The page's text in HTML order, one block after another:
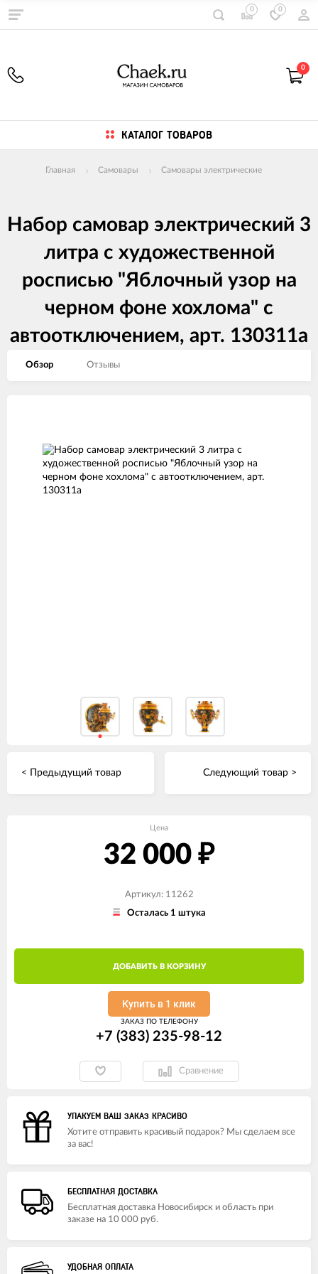
0 0
0
КАТАЛОГ ТОВАРОВ
Главная Самовары Самовары электрические
Набор самовар электрический 3
литра с художественной
росписью "Яблочный узор на
черном фоне хохлома" с
автоотключением, арт. 130311а
Обзор Отзывы
< Предыдущий товар Следующий товар >
Цена
32 000 ₽
Артикул: 11262
Осталась 1 штука
ДОБАВИТЬ В КОРЗИНУ
Купить в 1 клик
ЗАКАЗ ПО ТЕЛЕФОНУ
+7 (383) 235-98-12
Сравнение
УПАКУЕМ ВАШ ЗАКАЗ КРАСИВО
Хотите отправить красивый подарок? Мы сделаем все
за вас!
БЕСПЛАТНАЯ ДОСТАВКА
Бесплатная доставка Новосибирск и область при
заказе на 10 000 руб.
УДОБНАЯ ОПЛАТА